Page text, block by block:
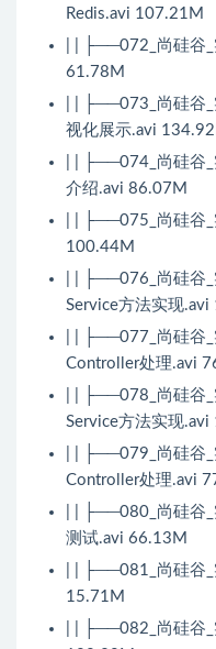
Redis.avi 107.21M
| | ├──072_尚硅谷
61.78M
| | ├──073_尚硅谷_
视化展示.avi
| | ├──074_尚硅谷
介绍.avi 86.07M
| | ├──075_尚硅谷
100.44M
| | ├──076_尚硅谷
Service方法实现.avi
| | ├──077_尚硅谷
Controller处理.avi
| | ├──078_尚硅谷
Service方法实现.avi
| | ├──079_尚硅谷
Controller处理.avi
| | ├──080_尚硅谷
测试.avi 66.13M
| | ├──081_尚硅谷
15.71M
| | ├──082_尚硅谷